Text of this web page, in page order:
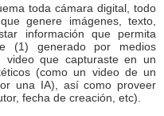
toda cámara digital, todo
genere imágenes, texto,
información que permita
(1) generado por medios
video que capturaste en un
(como un video de un
una IA), así como proveer
fecha de creación, etc).